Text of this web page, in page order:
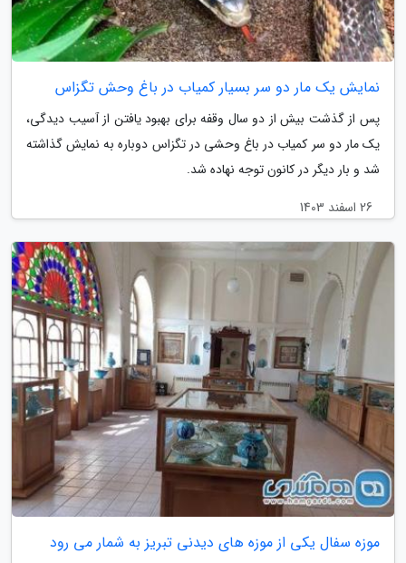
نمایش یک مار دو سر بسیار کمیاب در باغ وحش تگزاس
پس از گذشت بیش از دو سال وقفه برای بهبود یافتن از آسیب دیدگی،
یک مار دو سر کمیاب در باغ وحشی در تگزاس دوباره به نمایش گذاشته
شد و بار دیگر در کانون توجه نهاده شد.
26 اسفند 1403
موزه سفال یکی از موزه های دیدنی تبریز به شمار می رود